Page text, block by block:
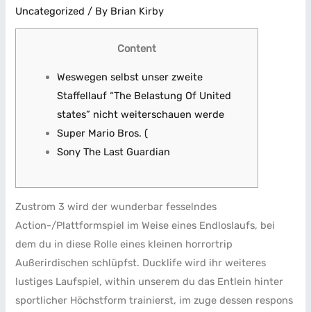
Uncategorized / By Brian Kirby
Content
Weswegen selbst unser zweite
Staffellauf “The Belastung Of United
states” nicht weiterschauen werde
Super Mario Bros. (
Sony The Last Guardian
Zustrom 3 wird der wunderbar fesselndes
Action-/Plattformspiel im Weise eines Endloslaufs, bei
dem du in diese Rolle eines kleinen horrortrip
Außerirdischen schlüpfst. Ducklife wird ihr weiteres
lustiges Laufspiel, within unserem du das Entlein hinter
sportlicher Höchstform trainierst, im zuge dessen respons